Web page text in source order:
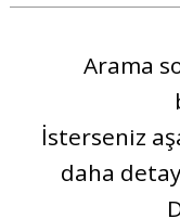
Arama
İsterseniz
daha